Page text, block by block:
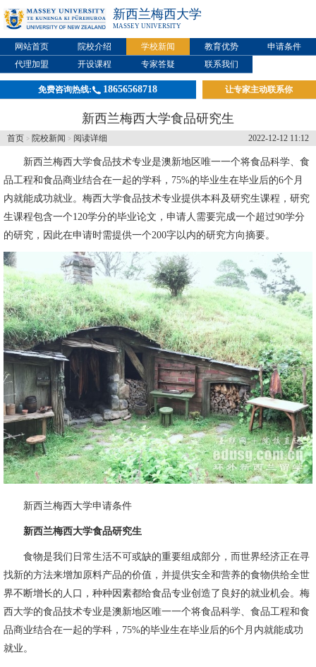
新西兰梅西大学
MASSEY UNIVERSITY
网站首页 院校介绍 学校新闻 教育优势
申请条件
代理加盟
开设课程 专家答疑 联系我们
免费咨询热线: 18656568718 让专家主动联系你
新西兰梅西大学食品研究生
2022-12-12 11:12
首页 > 院校新闻 > 阅读详细
新西兰梅西大学食品技术专业是澳新地区唯一一个将食品科学、食
品工程和食品商业结合在一起的学科，75%的毕业生在毕业后的6个月
内就能成功就业。梅西大学食品技术专业提供本科及研究生课程，研究
生课程包含一个120学分的毕业论文，申请人需要完成一个超过90学分
的研究，因此在申请时需提供一个200字以内的研究方向摘要。
新西兰梅西大学申请条件
新西兰梅西大学食品研究生
食物是我们日常生活不可或缺的重要组成部分，而世界经济正在寻
找新的方法来增加原料产品的价值，并提供安全和营养的食物供给全世
界不断增长的人口，种种因素都给食品专业创造了良好的就业机会。梅
西大学的食品技术专业是澳新地区唯一一个将食品科学、食品工程和食
品商业结合在一起的学科，75%的毕业生在毕业后的6个月内就能成功
就业。